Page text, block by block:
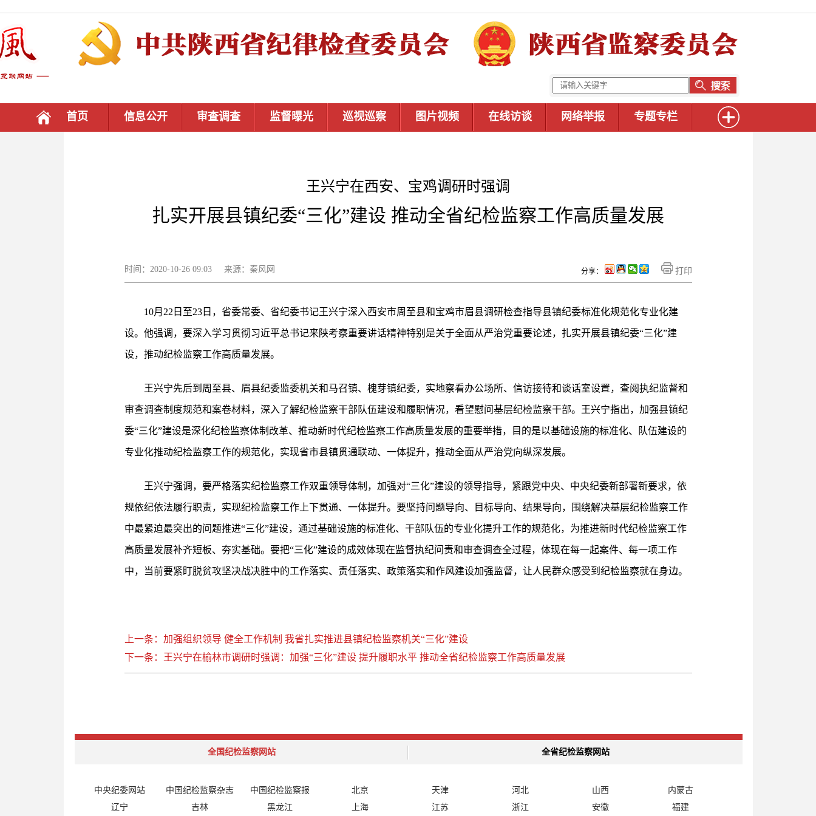
首页 信息公开 审查调查 监督曝光 巡视巡察 图片视频 在线访谈 网络举报 专题专栏
王兴宁在西安、宝鸡调研时强调
扎实开展县镇纪委“三化”建设 推动全省纪检监察工作高质量发展
时间：2020-10-26 09:03 来源：秦风网 打印
分享：
10月22日至23日，省委常委、省纪委书记王兴宁深入西安市周至县和宝鸡市眉县调研检查指导县镇纪委标准化规范化专业化建
设。他强调，要深入学习贯彻习近平总书记来陕考察重要讲话精神特别是关于全面从严治党重要论述，扎实开展县镇纪委“三化”建
设，推动纪检监察工作高质量发展。
王兴宁先后到周至县、眉县纪委监委机关和马召镇、槐芽镇纪委，实地察看办公场所、信访接待和谈话室设置，查阅执纪监督和
审查调查制度规范和案卷材料，深入了解纪检监察干部队伍建设和履职情况，看望慰问基层纪检监察干部。王兴宁指出，加强县镇纪
委“三化”建设是深化纪检监察体制改革、推动新时代纪检监察工作高质量发展的重要举措，目的是以基础设施的标准化、队伍建设的
专业化推动纪检监察工作的规范化，实现省市县镇贯通联动、一体提升，推动全面从严治党向纵深发展。
王兴宁强调，要严格落实纪检监察工作双重领导体制，加强对“三化”建设的领导指导，紧跟党中央、中央纪委新部署新要求，依
规依纪依法履行职责，实现纪检监察工作上下贯通、一体提升。要坚持问题导向、目标导向、结果导向，围绕解决基层纪检监察工作
中最紧迫最突出的问题推进“三化”建设，通过基础设施的标准化、干部队伍的专业化提升工作的规范化，为推进新时代纪检监察工作
高质量发展补齐短板、夯实基础。要把“三化”建设的成效体现在监督执纪问责和审查调查全过程，体现在每一起案件、每一项工作
中，当前要紧盯脱贫攻坚决战决胜中的工作落实、责任落实、政策落实和作风建设加强监督，让人民群众感受到纪检监察就在身边。
上一条：加强组织领导 健全工作机制 我省扎实推进县镇纪检监察机关“三化”建设
下一条：王兴宁在榆林市调研时强调：加强“三化”建设 提升履职水平 推动全省纪检监察工作高质量发展
全国纪检监察网站 全省纪检监察网站
中央纪委网站 中国纪检监察杂志 中国纪检监察报 北京 天津 河北 山西
内蒙古
辽宁
吉林 黑龙江 上海 江苏 浙江 安徽 福建